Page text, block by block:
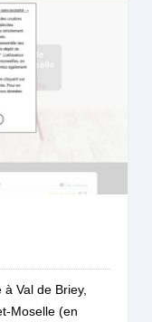
Val de Briey,
Moselle (en